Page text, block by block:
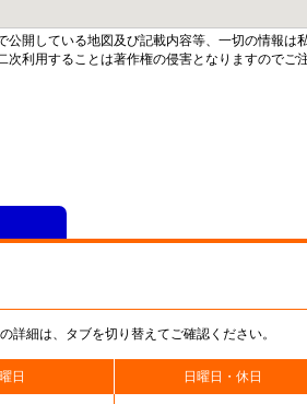
公開している地図及び記載内容等、一切の情報は
利用することは著作権の侵害となりますのでご
細は、タブを切り替えてご確認ください。
日 日曜日・休日